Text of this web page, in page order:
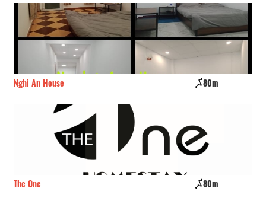
Nghi An House 80m
The One 80m